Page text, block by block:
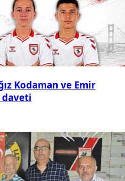
Kodaman ve Emir
daveti